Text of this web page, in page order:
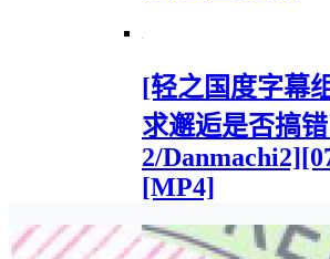
[轻之国度字幕
求邂逅是否搞
2/
[MP4]